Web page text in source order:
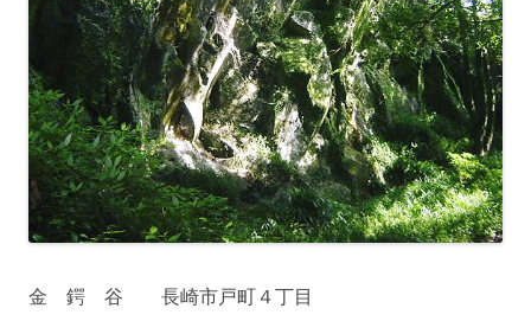
金 鍔 谷 長崎市戸町４丁目